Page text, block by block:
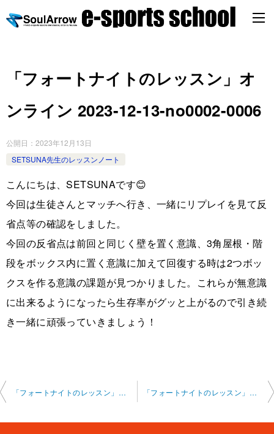
「フォートナイトのレッスン」オ
ンライン 2023-12-13-no0002-0006
公開日： 2023年12月13日
SETSUNA先生のレッスンノート
こんにちは、SETSUNAです😊
今回は生徒さんとマッチへ行き、一緒にリプレイを見て反
省点等の確認をしました。
今回の反省点は前回と同じく壁を置く意識、3角屋根・階
段をボックス内に置く意識に加えて回復する時は2つボッ
クスを作る意識の課題が見つかりました。これらが無意識
に出来るようになったら生存率がグッと上がるので引き続
き一緒に頑張っていきましょう！
投
「フォートナイトのレッスン」オンライン 2023-12-10-no0002-0004 「フォートナイトのレッスン」オンライン 2023-12-17-no0002-0004